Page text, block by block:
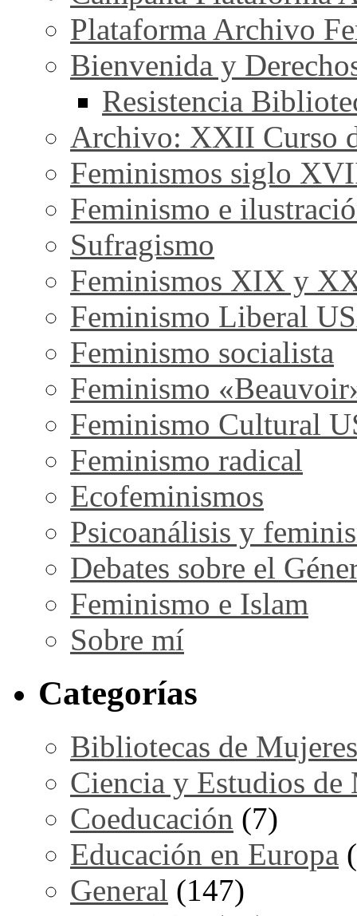
Plataforma Archivo
Bienvenida y
Resistencia
Archivo: XXII Curso
Feminismos siglo
Feminismo e
Sufragismo
Feminismos XIX y
Feminismo Liberal
Feminismo socialista
Feminismo
Feminismo Cultural
Feminismo radical
Ecofeminismos
Psicoanálisis y
Debates sobre el
Feminismo e Islam
Sobre mí
Categorías
Bibliotecas de Mujeres
Ciencia y Estudios de
Coeducación (7)
Educación en Europa
General (147)